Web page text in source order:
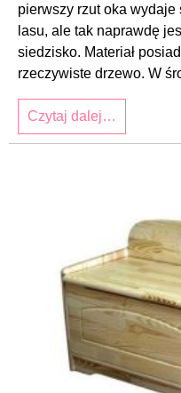
pierwszy rzut oka wydaje
lasu, ale tak naprawdę
siedzisko. Materiał
rzeczywiste drzewo. W
Czytaj dalej…